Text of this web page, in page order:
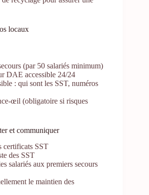
locaux
(par 50 salariés minimum)
DAE accessible 24/24
: qui sont les SST, numéros
œil (obligatoire si risques
et communiquer
certificats SST
des SST
salariés aux premiers secours
le maintien des